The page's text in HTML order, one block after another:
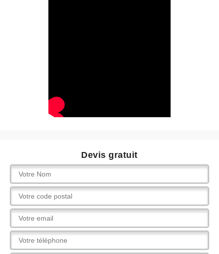
Devis gratuit